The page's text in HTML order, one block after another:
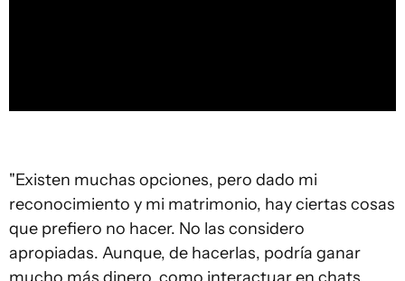
"Existen muchas opciones, pero dado mi
reconocimiento y mi matrimonio, hay ciertas cosas
que prefiero no hacer. No las considero
apropiadas. Aunque, de hacerlas, podría ganar